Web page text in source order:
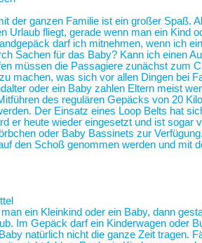
der ganzen Familie ist ein großer Spaß.
Urlaub fliegt, gerade wenn man ein Kind
darf ich mitnehmen, wenn ich
Sachen für das Baby? Kann ich einen
müssen die Passagiere zunächst zum
machen, was sich vor allen Dingen bei
oder ein Baby zahlen Eltern meist
des regulären Gepäcks von 20
Der Einsatz eines Loop Belts hat
er heute wieder eingesetzt und ist sogar
oder Baby Bassinets zur
den Schoß genommen werden und mit
man ein Kleinkind oder ein Baby, dann
Im Gepäck darf ein Kinderwagen oder
natürlich nicht die ganze Zeit tragen.